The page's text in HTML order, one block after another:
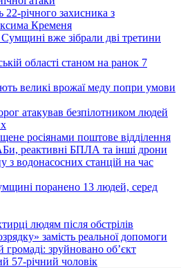
22-річного захисника з
Кременя
вже зібрали дві третини
області станом на ранок 7
великі врожаї меду попри умови
атакував безпілотником людей
росіянами поштове відділення
реактивні БПЛА та інші дрони
водонасосних станцій на час
поранено 13 людей, серед
людям після обстрілів
замість реальної допомоги
зруйновано об’єкт
57-річний чоловік